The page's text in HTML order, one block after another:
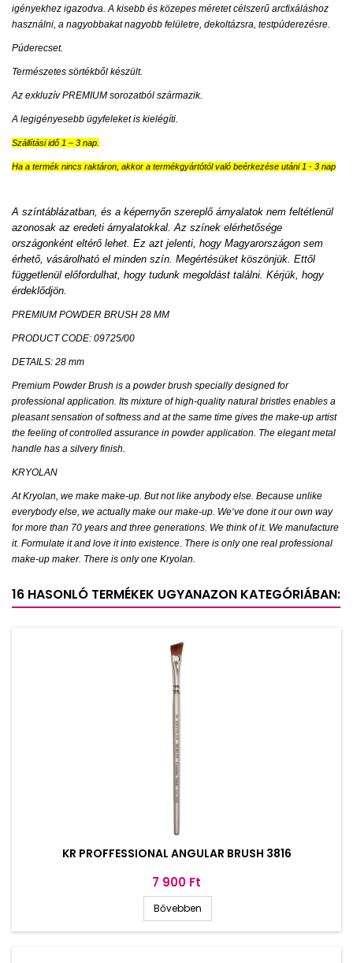
igényekhez igazodva. A kisebb és közepes méretet célszerű arcfixáláshoz
használni, a nagyobbakat nagyobb felületre, dekoltázsra, testpúderezésre.
Púderecset.
Természetes sörtékből készült.
Az exkluzív PREMIUM sorozatból származik.
A legigényesebb ügyfeleket is kielégíti.
Szállítási idő 1 – 3 nap.
Ha a termék nincs raktáron, akkor a termékgyártótól való beérkezése utáni 1 - 3 nap
A színtáblázatban, és a képernyőn szereplő árnyalatok nem feltétlenül
azonosak az eredeti árnyalatokkal. Az színek elérhetősége
országonként eltérő lehet. Ez azt jelenti, hogy Magyarországon sem
érhető, vásárolható el minden szín. Megértésüket köszönjük. Ettől
függetlenül előfordulhat, hogy tudunk megoldást találni. Kérjük, hogy
érdeklődjön.
PREMIUM POWDER BRUSH 28 MM
PRODUCT CODE: 09725/00
DETAILS: 28 mm
Premium Powder Brush is a powder brush specially designed for
professional application. Its mixture of high-quality natural bristles enables a
pleasant sensation of softness and at the same time gives the make-up artist
the feeling of controlled assurance in powder application. The elegant metal
handle has a silvery finish.
KRYOLAN
At Kryolan, we make make-up. But not like anybody else. Because unlike
everybody else, we actually make our make-up. We‘ve done it our own way
for more than 70 years and three generations. We think of it. We manufacture
it. Formulate it and love it into existence. There is only one real professional
make-up maker. There is only one Kryolan.
16 HASONLÓ TERMÉKEK UGYANAZON KATEGÓRIÁBAN:
KR PROFFESSIONAL ANGULAR BRUSH 3816
Ár
7 900 Ft
Bővebben